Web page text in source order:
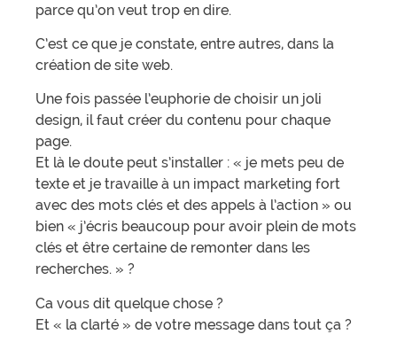
parce qu’on veut trop en dire.
C’est ce que je constate, entre autres, dans la
création de site web.
Une fois passée l’euphorie de choisir un joli
design, il faut créer du contenu pour chaque
page.
Et là le doute peut s’installer : « je mets peu de
texte et je travaille à un impact marketing fort
avec des mots clés et des appels à l’action » ou
bien « j’écris beaucoup pour avoir plein de mots
clés et être certaine de remonter dans les
recherches. » ?
Ca vous dit quelque chose ?
Et « la clarté » de votre message dans tout ça ?